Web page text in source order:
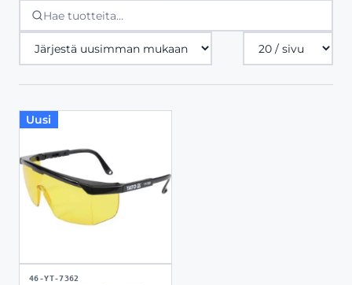
Tuotteita
sivulla
Uusi
46-YT-7362